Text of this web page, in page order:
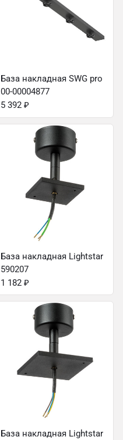
База накладная SWG pro
00-00004877
5 392 ₽
База накладная Lightstar
590207
1 182 ₽
База накладная Lightstar